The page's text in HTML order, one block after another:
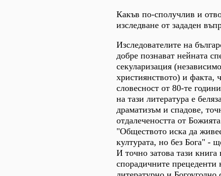
Какъв по-сполучлив и
изследване от зададен
Изследователите на
добре познават нейната
секуларизация
християнството) и факта,
словесност от 80-те
на тази литература е
драматизъм и спадове,
отдалeчеността от
"Обществото иска да
културата, но без Бога" -
И точно затова тази книга
спорадичните прецеденти